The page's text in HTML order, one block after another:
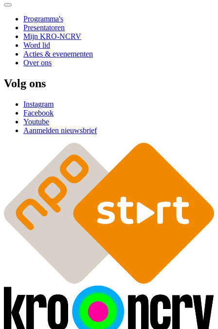
Programma's
Presentatoren
Mijn KRO-NCRV
Word lid
Acties & evenementen
Over ons
Volg ons
Instagram
Facebook
Youtube
Aanmelden nieuwsbrief